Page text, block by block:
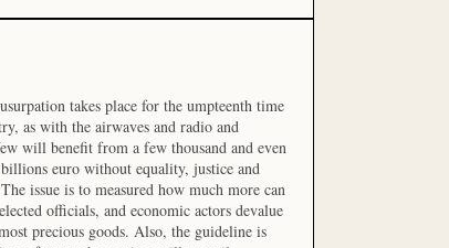
takes place for the umpteenth time
as with the airwaves and radio and
will benefit from a few thousand and even
euro without equality, justice and
issue is to measured how much more can
officials, and economic actors devalue
precious goods. Also, the guideline is